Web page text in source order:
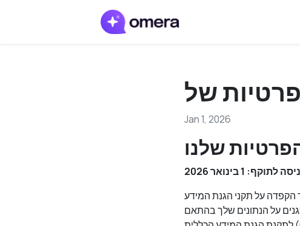
Jan 1, 2026
שלנו
1 בינואר 2026
הקפדה על תקני הגנת המידע
על הנתונים שלך בהתאם